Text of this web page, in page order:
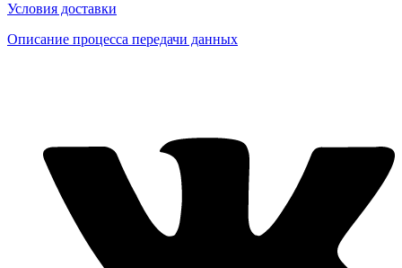
Условия доставки
Описание процесса передачи данных